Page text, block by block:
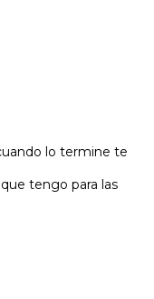
lo termine te
tengo para las